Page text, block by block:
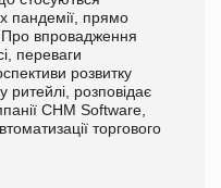
пандемії, прямо
впровадження
переваги
розвитку
ритейлі, розповідає
CHM Software,
торгового